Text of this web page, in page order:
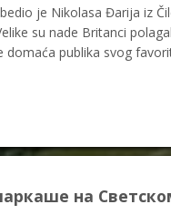
je Nikolasa Đarija iz
su nade Britanci
publika svog
на